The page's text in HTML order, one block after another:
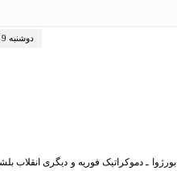
دوشنبه 9 آگوست 2010 - 23:28
بورژوا ـ دموکراتیک فوریه و دیگری انقلاب